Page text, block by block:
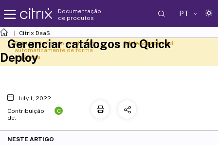
Documentação
de produtos
PT
Citrix DaaS
Este conteúdo foi traduzido
automaticamente de forma
dinâmica.
Dê feedback aqui
Gerenciar catálogos no Quick
Deploy
July 1, 2022
Contribuição
de:
C
NESTE ARTIGO